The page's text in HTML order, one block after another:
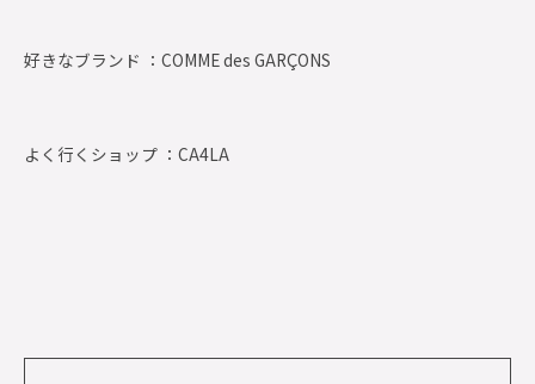
好きなブランド ： COMME des GARÇONS
よく行くショップ ： CA4LA